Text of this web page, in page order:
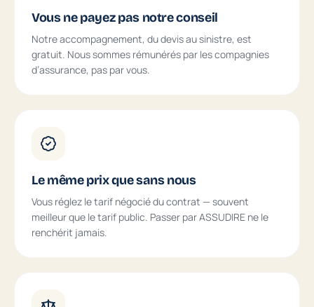
Vous ne payez pas notre conseil
Notre accompagnement, du devis au sinistre, est
gratuit. Nous sommes rémunérés par les compagnies
d’assurance, pas par vous.
Le même prix que sans nous
Vous réglez le tarif négocié du contrat — souvent
meilleur que le tarif public. Passer par ASSUDIRE ne le
renchérit jamais.